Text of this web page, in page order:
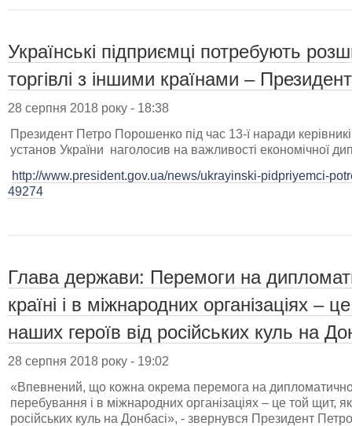
Українські підприємці потребують
торгівлі з іншими країнами –
28 серпня 2018 року - 18:38
Президент Петро Порошенко під час 13-ї наради
установ України наголосив на важливості економічної
http://www.president.gov.ua/news/ukrayinski-pidpriyemci-
49274
Глава держави: Перемоги на
країні і в міжнародних організаціях –
наших героїв від російських куль на
28 серпня 2018 року - 19:02
«Впевнений, що кожна окрема перемога на
перебування і в міжнародних організаціях – це той щит,
російських куль на Донбасі», - звернувся Президент